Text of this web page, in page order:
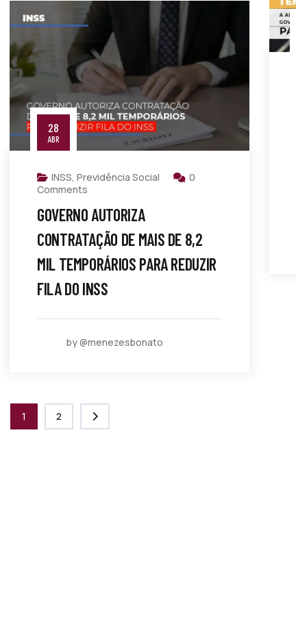
28
ABR
INSS, Previdência Social
0
Comments
GOVERNO AUTORIZA
CONTRATAÇÃO DE MAIS DE 8,2
MIL TEMPORÁRIOS PARA REDUZIR
FILA DO INSS
by @menezesbonato
1 2